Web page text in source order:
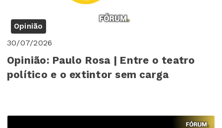
Opinião
30/07/2026
Opinião: Paulo Rosa | Entre o teatro
político e o extintor sem carga